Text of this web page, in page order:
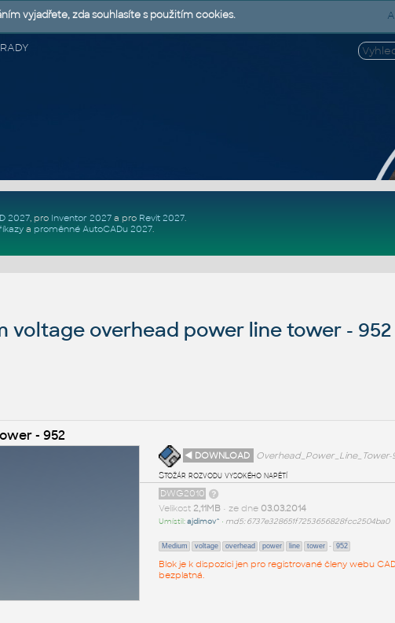
2027, pro Inventor 2027a pro Revit 2027.
a proměnné AutoCADu 2027.
voltage overhead power line tower - 952
- 952
◄ DOWNLOAD
Overhead_Power_Line_Tower-
Stožár rozvodu vysokého napětí
DWG2010
Velikost 2,11MB• ze dne 03.03.2014
Umístil:ajdimov^ • md5: 6737e328651f7253656828fcc2504ba0
Medium voltage overhead power line tower - 952
Blok je k dispozici jen pro registrované členy webu
bezplatná.
vyjadřete, zda souhlasíte s použitím cookies.